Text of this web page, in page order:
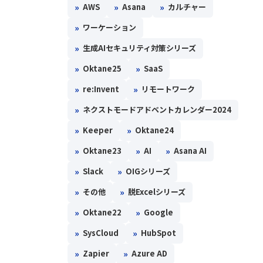
» AWS » Asana » カルチャー
» ワーケーション
» 生成AIセキュリティ対策シリーズ
» Oktane25 » SaaS
» re:Invent » リモートワーク
» ネクストモードアドベントカレンダー2024
» Keeper » Oktane24
» Oktane23 » AI » Asana AI
» Slack » OIGシリーズ
» その他 » 脱Excelシリーズ
» Oktane22 » Google
» SysCloud » HubSpot
» Zapier » Azure AD